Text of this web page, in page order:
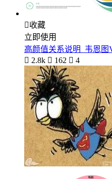
收藏
立即使用
高颜值关系说明_韦恩图
 2.8k  162  4